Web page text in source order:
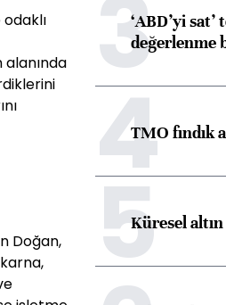
Doğan,
3‘ABD’yi sat’
değerlenme
4TMO fındık
5Küresel